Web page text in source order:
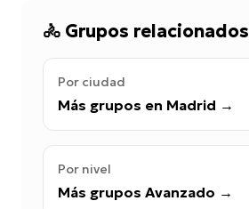
🚴 Grupos relacionados
Por ciudad
Más grupos en Madrid →
Por nivel
Más grupos Avanzado →